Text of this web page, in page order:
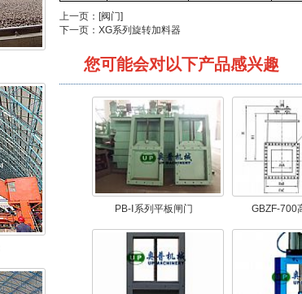
上一页： [阀门]
下一页： XG系列旋转加料器
您可能会对以下产品感兴趣
PB-Ⅰ系列平板闸门 GBZF-700